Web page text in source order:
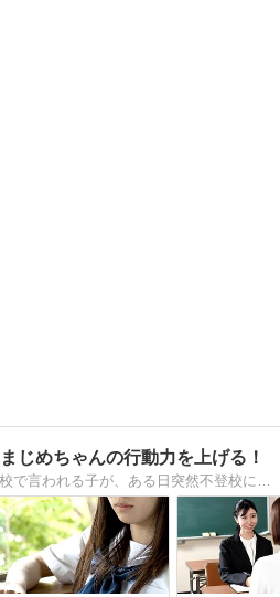
じめちゃんの行動力を上げる！